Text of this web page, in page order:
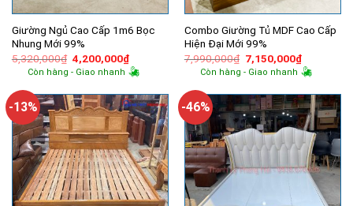
Giường Ngủ Cao Cấp 1m6 Bọc
Nhung Mới 99%
5,320,000₫ Giá
gốc
là:
4,200,000₫Giá
hiện
tại
4,200,000₫.
Còn hàng - Giao nhanh
Combo Giường Tủ MDF Cao Cấp
Hiện Đại Mới 99%
7,990,000₫ Giá
gốc
là:
7,150,000₫Giá
hiện
tại
Còn hàng - Giao nhanh
-13% -46%